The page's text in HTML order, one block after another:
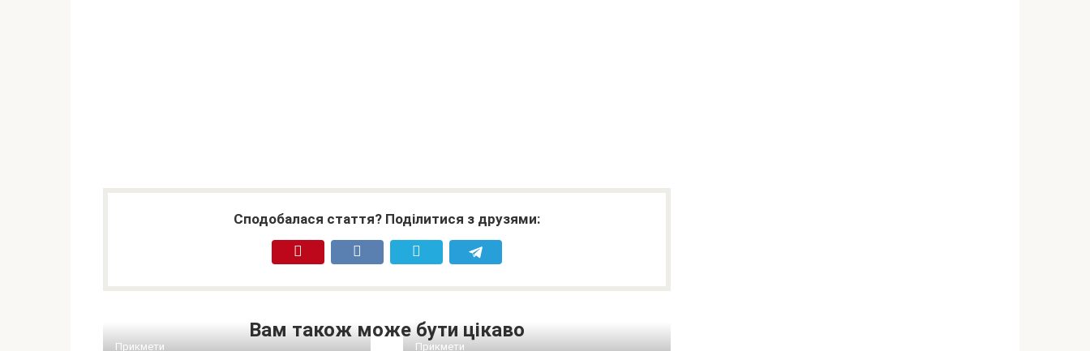
Сподобалася стаття? Поділитися з друзями:
Вам також може бути цікаво
Прикмети Прикмети